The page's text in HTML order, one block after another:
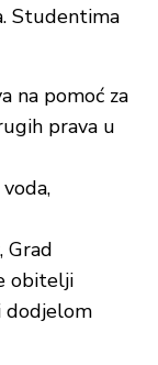
Studentima
na pomoć za
prava u
Grad
obitelji
dodjelom